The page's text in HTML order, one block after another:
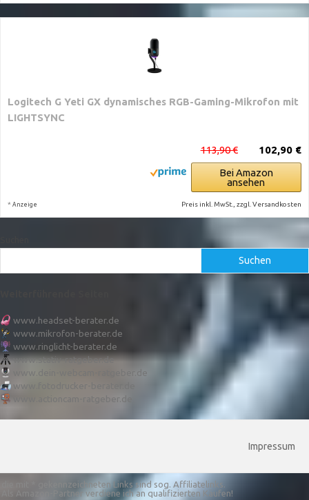
Logitech G Yeti GX dynamisches RGB-Gaming-Mikrofon mit
LIGHTSYNC
102,90 €
113,90 €
Bei Amazon
ansehen
* Anzeige Preis inkl. MwSt., zzgl. Versandkosten
Suchen
www.headset-berater.de
www.mikrofon-berater.de
www.ringlicht-berater.de
www.stativ-ratgeber.de
www.dein-webcam-ratgeber.de
www.fotodrucker-berater.de
www.actioncam-ratgeber.de
Impressum
die mit * gekennzeichneten Links sind sog. Affiliatelinks.
Als Amazon-Partner verdiene ich an qualifizierten Käufen!